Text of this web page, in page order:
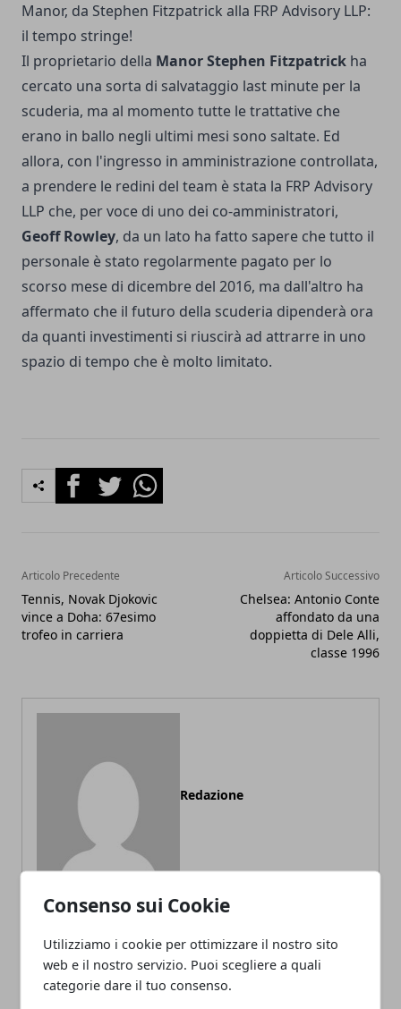
Consenso sui Cookie
Utilizziamo i cookie per ottimizzare il nostro sito
web e il nostro servizio. Puoi scegliere a quali
categorie dare il tuo consenso.
Manor, da Stephen Fitzpatrick alla FRP Advisory LLP:
il tempo stringe!
Il proprietario della Manor Stephen Fitzpatrick ha
cercato una sorta di salvataggio last minute per la
scuderia, ma al momento tutte le trattative che
erano in ballo negli ultimi mesi sono saltate. Ed
allora, con l'ingresso in amministrazione controllata,
a prendere le redini del team è stata la FRP Advisory
LLP che, per voce di uno dei co-amministratori,
Geoff Rowley, da un lato ha fatto sapere che tutto il
personale è stato regolarmente pagato per lo
scorso mese di dicembre del 2016, ma dall'altro ha
affermato che il futuro della scuderia dipenderà ora
da quanti investimenti si riuscirà ad attrarre in uno
spazio di tempo che è molto limitato.
FacebookTwitterWhatsapp
Articolo Precedente
Tennis, Novak Djokovic
vince a Doha: 67esimo
trofeo in carriera
Articolo Successivo
Chelsea: Antonio Conte
affondato da una
doppietta di Dele Alli,
classe 1996
Redazione
ARTICOLI CORRELATI